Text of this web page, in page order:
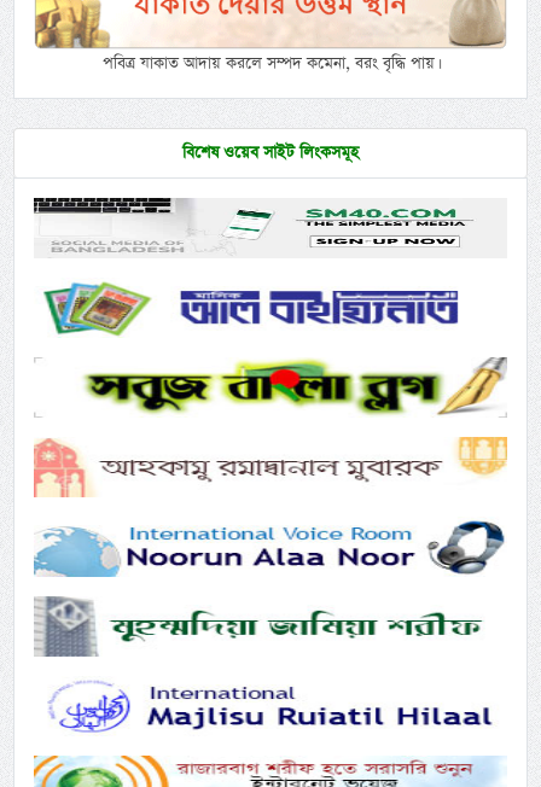
পবিত্র যাকাত আদায় করলে সম্পদ কমেনা, বরং বৃদ্ধি পায়।
বিশেষ ওয়েব সাইট লিংকসমূহ